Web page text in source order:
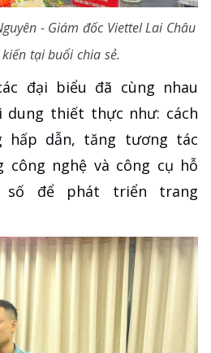
- Giám đốc Viettel Lai Châu
tại buổi chia sẻ.
đại biểu đã cùng nhau
dung thiết thực như: cách
hấp dẫn, tăng tương tác
công nghệ và công cụ hỗ
số để phát triển trang